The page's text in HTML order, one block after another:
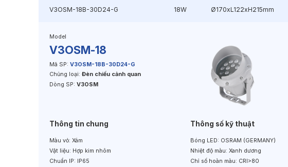
V3OSM-18B-30D24-G 18W Ø170xL122xH215mm
Model
V3OSM-18
Mã SP: V3OSM-18B-30D24-G
Chủng loại: Đèn chiếu cảnh quan
Dòng SP: V3OSM
Thông tin chung
Màu vỏ: Xám
Vật liệu: Hợp kim nhôm
Chuẩn IP: IP65
Thông số kỹ thuật
Bóng LED: OSRAM (GERMANY)
Nhiệt độ màu: Xanh dương
Chỉ số hoàn màu: CRI>80